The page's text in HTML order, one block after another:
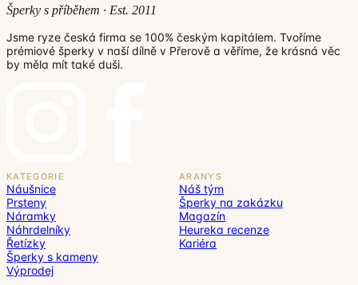
Šperky s příběhem · Est. 2011
Jsme ryze česká firma se 100% českým kapitálem. Tvoříme
prémiové šperky v naší dílně v Přerově a věříme, že krásná věc
by měla mít také duši.
KATEGORIE
Náušnice
Prsteny
Náramky
Náhrdelníky
Řetízky
Šperky s kameny
Výprodej
ARANYS
Náš tým
Šperky na zakázku
Magazín
Heureka recenze
Kariéra